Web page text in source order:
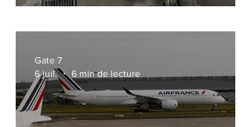
et Zurich
Gate 7
6 juil.
6 min de lecture